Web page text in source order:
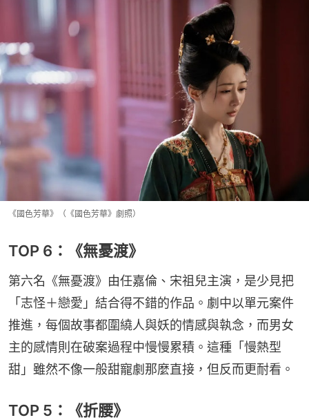
《國色芳華》（《國色芳華》劇照）
TOP 6：《無憂渡》
第六名《無憂渡》由任嘉倫、宋祖兒主演，是少見把
「志怪＋戀愛」結合得不錯的作品。劇中以單元案件
推進，每個故事都圍繞人與妖的情感與執念，而男女
主的感情則在破案過程中慢慢累積。這種「慢熱型
甜」雖然不像一般甜寵劇那麼直接，但反而更耐看。
TOP 5：《折腰》